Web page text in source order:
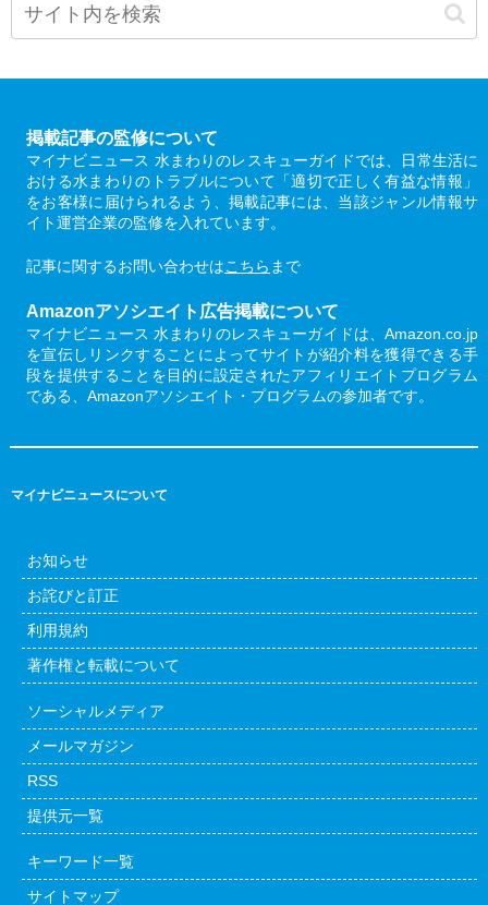
掲載記事の監修について
マイナビニュース 水まわりのレスキューガイドでは、日常生活に
おける水まわりのトラブルについて「適切で正しく有益な情報」
をお客様に届けられるよう、掲載記事には、当該ジャンル情報サ
イト運営企業の監修を入れています。
記事に関するお問い合わせはこちら まで
Amazonアソシエイト広告掲載について
マイナビニュース 水まわりのレスキューガイドは、Amazon.co.jp
を宣伝しリンクすることによってサイトが紹介料を獲得できる手
段を提供することを目的に設定されたアフィリエイトプログラム
である、Amazonアソシエイト・プログラムの参加者です。
マイナビニュースについて
お知らせ
お詫びと訂正
利用規約
著作権と転載について
ソーシャルメディア
メールマガジン
RSS
提供元一覧
キーワード一覧
サイトマップ